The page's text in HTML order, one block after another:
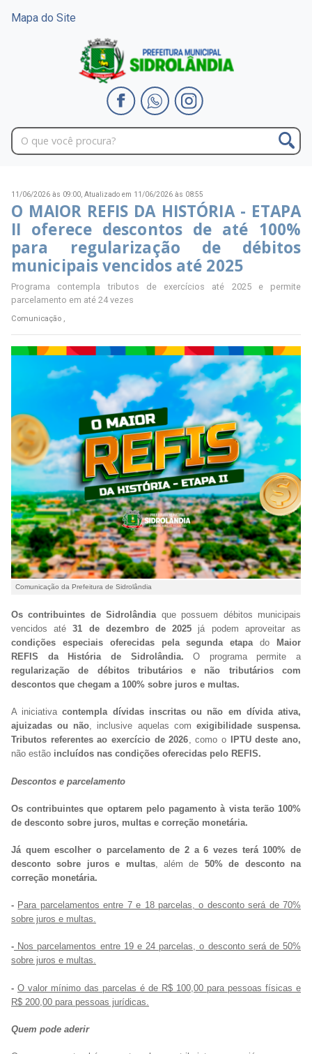
Mapa do Site
11/06/2026 às 09:00, Atualizado em 11/06/2026 às 08:55
O MAIOR REFIS DA HISTÓRIA - ETAPA
II oferece descontos de até 100%
para regularização de débitos
municipais vencidos até 2025
Programa contempla tributos de exercícios até 2025 e permite
parcelamento em até 24 vezes
Comunicação ,
Comunicação da Prefeitura de Sidrolândia
Os contribuintes de Sidrolândia que possuem débitos municipais
vencidos até31 de dezembro de 2025 já podem aproveitar as
condições especiais oferecidas pela segunda etapado Maior
REFIS da História de Sidrolândia.O programa permite a
regularização de débitos tributários e não tributários com
descontos que chegam a 100% sobre juros e multas.
A iniciativacontempla dívidas inscritas ou não em dívida ativa,
ajuizadas ou não, inclusive aquelas com exigibilidade suspensa.
Tributos referentes ao exercício de 2026, como oIPTU deste ano,
não estão incluídos nas condições oferecidas pelo REFIS.
Descontos e parcelamento
Os contribuintes que optarem pelo pagamento à vista terão 100%
de desconto sobre juros, multas e correção monetária.
Já quem escolher o parcelamento de 2 a 6 vezes terá 100% de
desconto sobre juros e multas, além de 50% de desconto na
correção monetária.
- Para parcelamentos entre 7 e 18 parcelas, o desconto será de 70%
sobre juros e multas.
- Nos parcelamentos entre 19 e 24 parcelas, o desconto será de 50%
sobre juros e multas.
- O valor mínimo das parcelas é de R$ 100,00 para pessoas físicas e
R$ 200,00 para pessoas jurídicas.
Quem pode aderir